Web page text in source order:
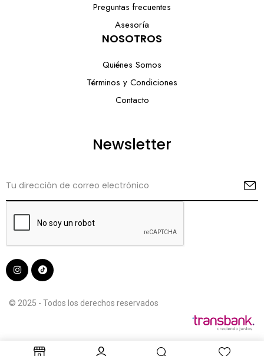
Preguntas frecuentes
Asesoría
NOSOTROS
Quiénes Somos
Términos y Condiciones
Contacto
Newsletter
© 2025 - Todos los derechos reservados